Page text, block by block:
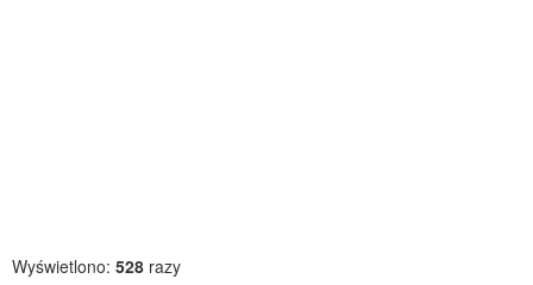
Wyświetlono: 528 razy